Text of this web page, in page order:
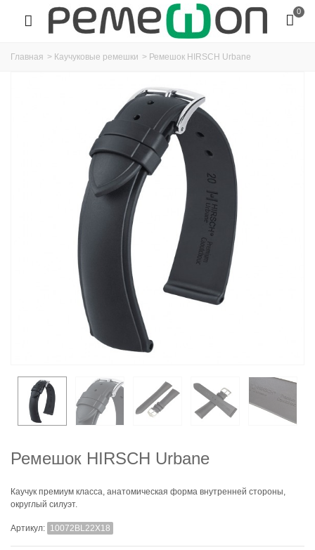
0
Главная > Каучуковые ремешки > Ремешок HIRSCH Urbane
Ремешок HIRSCH Urbane
Каучук премиум класса, анатомическая форма внутренней стороны,
округлый силуэт.
Артикул: 10072BL22X18